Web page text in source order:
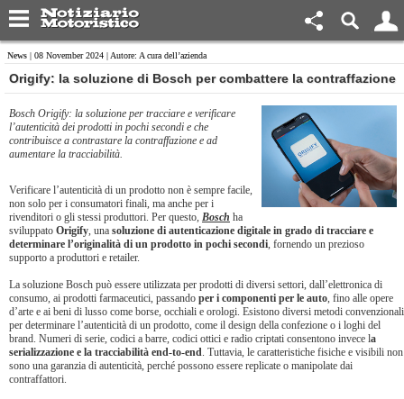
News | 08 November 2024 | Autore: A cura dell’azienda
​Origify: la soluzione di Bosch per combattere la contraffazione
Bosch Origify: la soluzione per tracciare e verificare
l’autenticità dei prodotti in pochi secondi e che
contribuisce a contrastare la contraffazione e ad
aumentare la tracciabilità.
Verificare l’autenticità di un prodotto non è sempre facile,
non solo per i consumatori finali, ma anche per i
rivenditori o gli stessi produttori. Per questo, Bosch ha
sviluppato Origify, una soluzione di autenticazione digitale in grado di tracciare e
determinare l’originalità di un prodotto in pochi secondi, fornendo un prezioso
supporto a produttori e retailer.
La soluzione Bosch può essere utilizzata per prodotti di diversi settori, dall’elettronica di
consumo, ai prodotti farmaceutici, passando per i componenti per le auto, fino alle opere
d’arte e ai beni di lusso come borse, occhiali e orologi. Esistono diversi metodi convenzionali
per determinare l’autenticità di un prodotto, come il design della confezione o i loghi del
brand. Numeri di serie, codici a barre, codici ottici e radio criptati consentono invece la
serializzazione e la tracciabilità end-to-end. Tuttavia, le caratteristiche fisiche e visibili non
sono una garanzia di autenticità, perché possono essere replicate o manipolate dai
contraffattori.